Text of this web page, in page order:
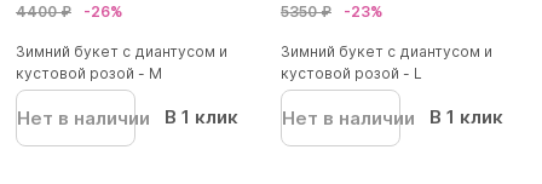
4400 ₽ -26%
Зимний букет с диантусом и
кустовой розой - M
Нет в наличии В 1 клик
5350 ₽ -23%
Зимний букет с диантусом и
кустовой розой - L
Нет в наличии В 1 клик